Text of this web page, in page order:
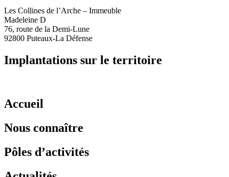
Les Collines de l’Arche – Immeuble
Madeleine D
76, route de la Demi-Lune
92800 Puteaux-La Défense
Implantations sur le territoire
Accueil
Nous connaître
Pôles d’activités